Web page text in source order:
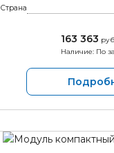
Страна
163 363
Наличие: По